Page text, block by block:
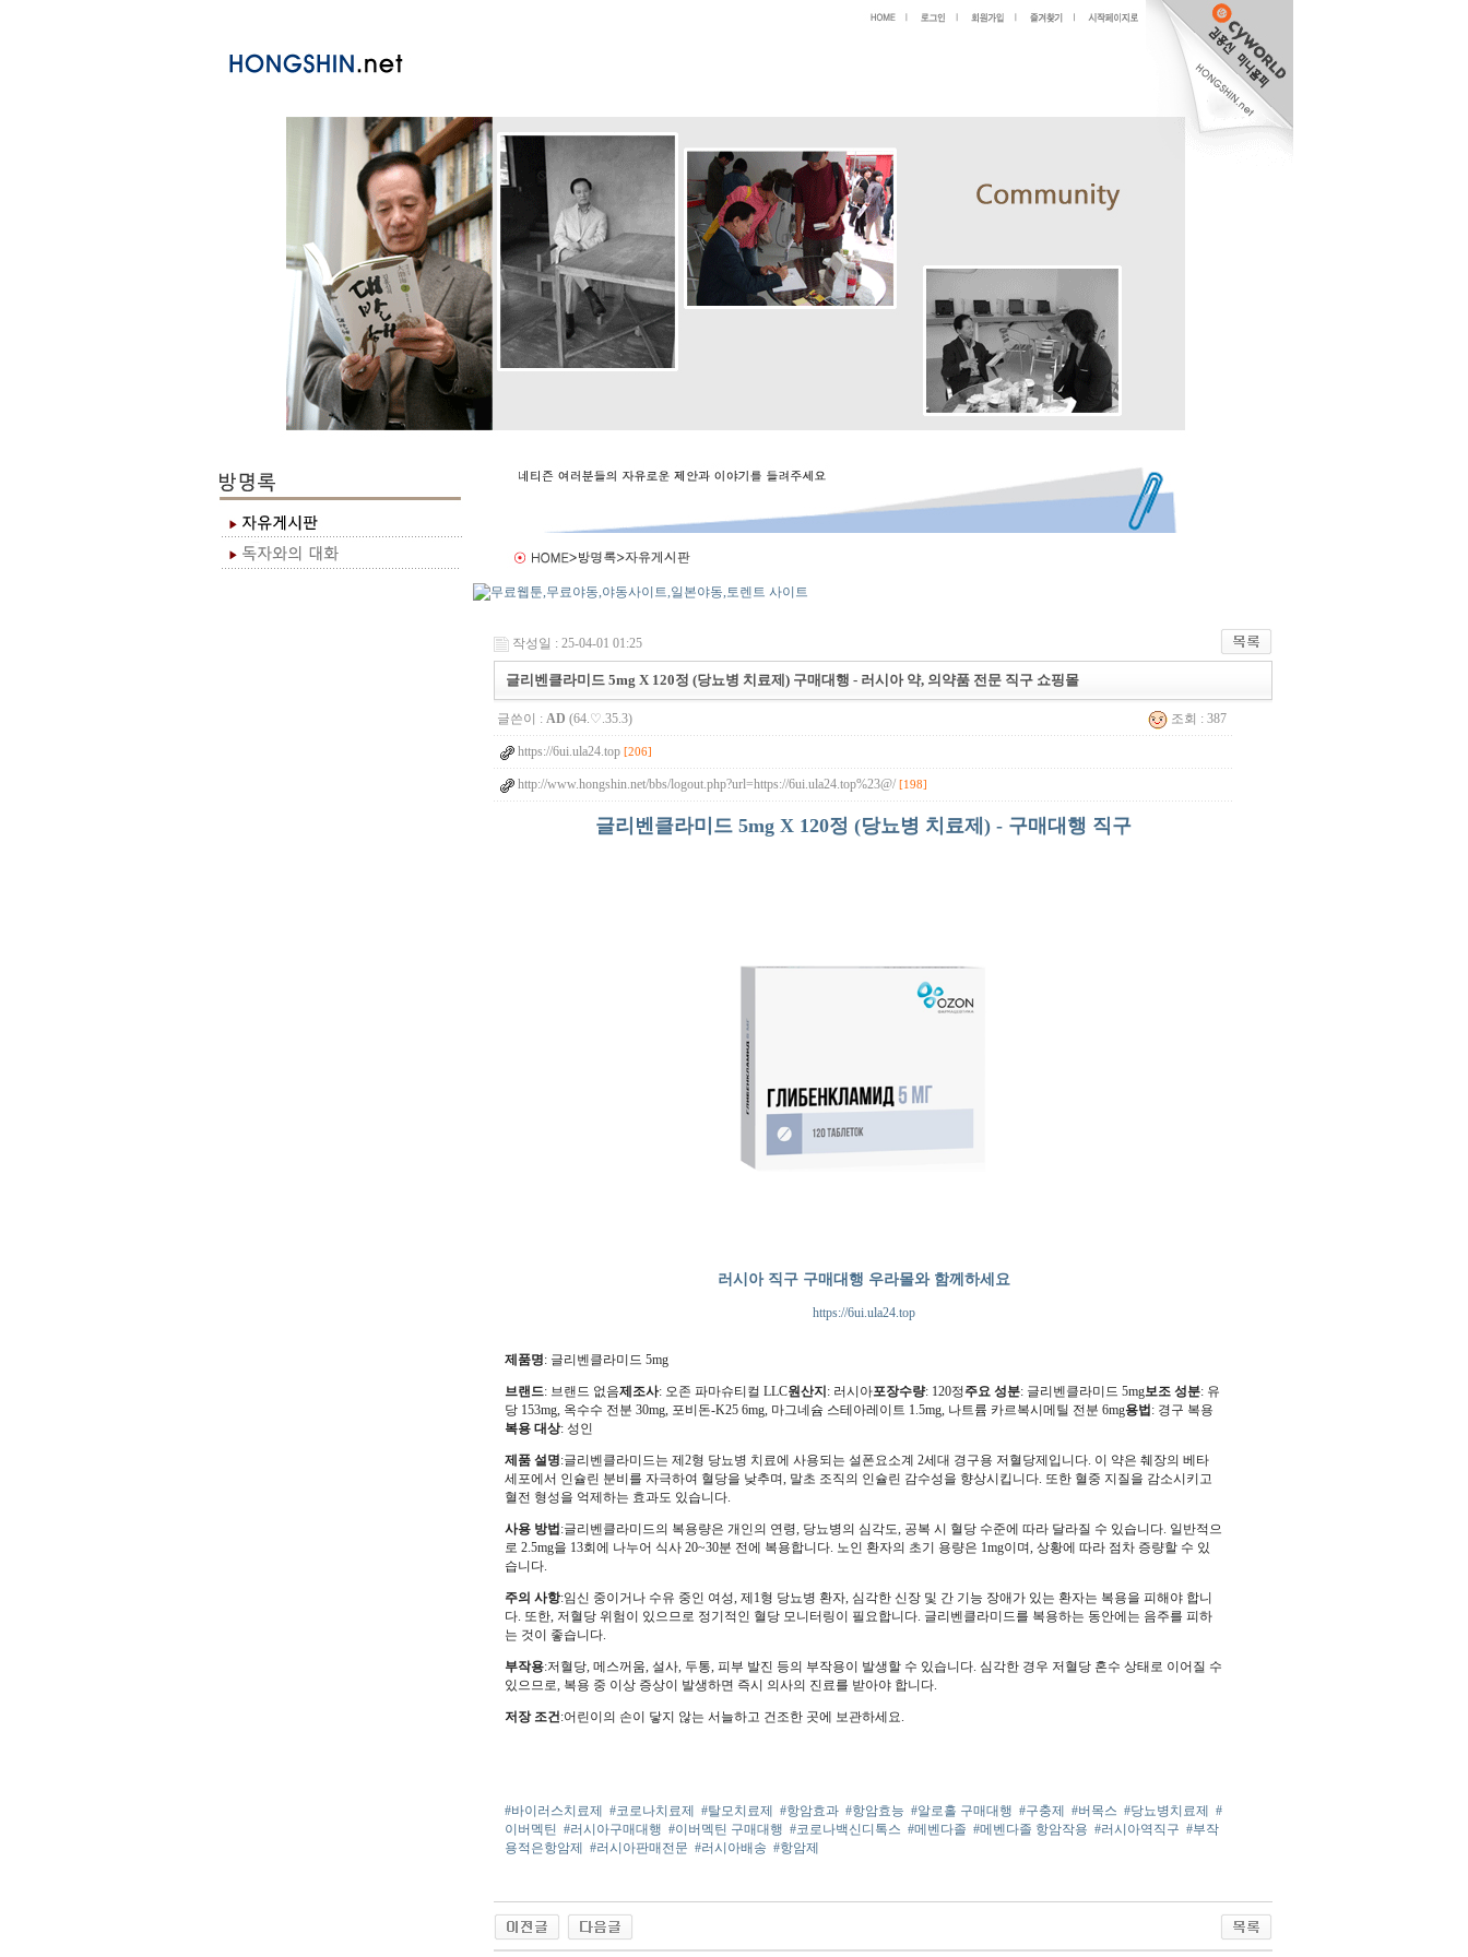
작성일 : 25-04-01 01:25
글리벤클라미드 5mg X 120정 (당뇨병 치료제) 구매대행 - 러시아 약, 의약품 전문 직구 쇼핑몰
글쓴이 : AD (64.♡.35.3) 조회 : 387
https://6ui.ula24.top [206]
http://www.hongshin.net/bbs/logout.php?url=https://6ui.ula24.top%23@/ [198]
글리벤클라미드 5mg X 120정 (당뇨병 치료제) - 구매대행 직구
러시아 직구 구매대행 우라몰와 함께하세요
https://6ui.ula24.top
제품명: 글리벤클라미드 5mg
브랜드: 브랜드 없음제조사: 오존 파마슈티컬 LLC원산지 : 러시아포장수량: 120정주요 성분: 글리벤클라미드 5mg보조 성분: 유
당 153mg, 옥수수 전분 30mg, 포비돈-K25 6mg, 마그네슘 스테아레이트 1.5mg, 나트륨 카르복시메틸 전분 6mg용법 : 경구 복용
복용 대상: 성인
제품 설명:글리벤클라미드는 제2형 당뇨병 치료에 사용되는 설폰요소계 2세대 경구용 저혈당제입니다. 이 약은 췌장의 베타
세포에서 인슐린 분비를 자극하여 혈당을 낮추며, 말초 조직의 인슐린 감수성을 향상시킵니다. 또한 혈중 지질을 감소시키고
혈전 형성을 억제하는 효과도 있습니다.
사용 방법 :글리벤클라미드의 복용량은 개인의 연령, 당뇨병의 심각도, 공복 시 혈당 수준에 따라 달라질 수 있습니다. 일반적으
로 2.5mg을 13회에 나누어 식사 20~30분 전에 복용합니다. 노인 환자의 초기 용량은 1mg이며, 상황에 따라 점차 증량할 수 있
습니다.
주의 사항:임신 중이거나 수유 중인 여성, 제1형 당뇨병 환자, 심각한 신장 및 간 기능 장애가 있는 환자는 복용을 피해야 합니
다. 또한, 저혈당 위험이 있으므로 정기적인 혈당 모니터링이 필요합니다. 글리벤클라미드를 복용하는 동안에는 음주를 피하
는 것이 좋습니다.
부작용:저혈당, 메스꺼움, 설사, 두통, 피부 발진 등의 부작용이 발생할 수 있습니다. 심각한 경우 저혈당 혼수 상태로 이어질 수
있으므로, 복용 중 이상 증상이 발생하면 즉시 의사의 진료를 받아야 합니다.
저장 조건:어린이의 손이 닿지 않는 서늘하고 건조한 곳에 보관하세요.
#바이러스치료제 #코로나치료제 #탈모치료제 #항암효과 #항암효능 #알로홀 구매대행 #구충제 #버목스 #당뇨병치료제
#
이버멕틴 #러시아구매대행 #이버멕틴 구매대행 #코로나백신디톡스 #메벤다졸 #메벤다졸 항암작용 #러시아역직구 #부작
용적은항암제
#러시아판매전문 #러시아배송 #항암제